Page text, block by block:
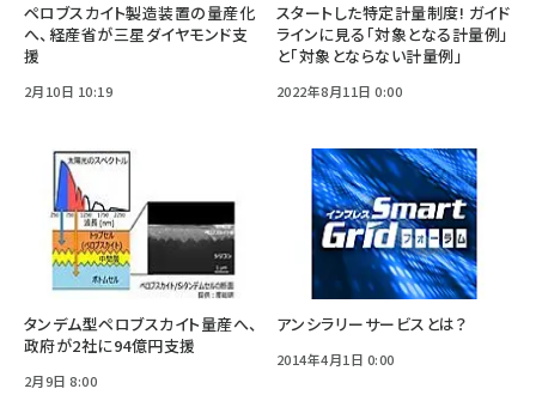
ペロブスカイト製造装置の量産化
へ、経産省が三星ダイヤモンド支
援
2月10日 10:19
スタートした特定計量制度! ガイド
ラインに見る「対象となる計量例」
と「対象とならない計量例」
2022年8月11日 0:00
タンデム型ペロブスカイト量産へ、
政府が2社に94億円支援
2月9日 8:00
アンシラリーサービスとは？
2014年4月1日 0:00